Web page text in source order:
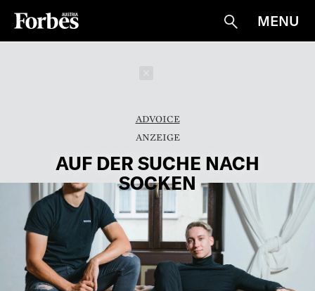
Suche
MENU
ADVOICE
AUF DER SUCHE NACH
SOCKEN